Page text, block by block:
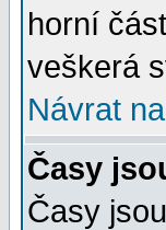
horní
veškerá
Návrat
Časy
Časy